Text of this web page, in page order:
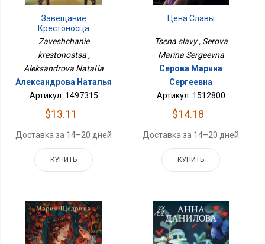
Завещание
Крестоносца
Zaveshchanie
krestonostsa ,
Aleksandrova Natal'ia
Александрова Наталья
Артикул: 1497315
$13.11
Доставка за 14–20 дней
КУПИТЬ
Цена Славы
Tsena slavy , Serova
Marina Sergeevna
Серова Марина
Сергеевна
Артикул: 1512800
$14.18
Доставка за 14–20 дней
КУПИТЬ